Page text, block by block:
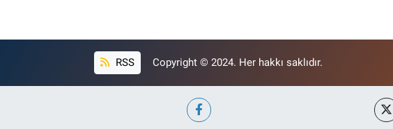
RSS Copyright © 2024. Her hakkı saklıdır.